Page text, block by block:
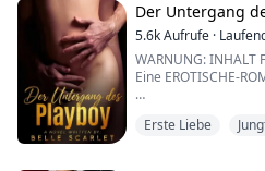
"Hast du mit ihm
mit der stumpfen
aufgerichtete
"Nein," antwortete
Der Untergang
5.6kAufrufe ·
WARNUNG: INHALT
Eine EROTISCHE-
Seit der Highschool
Erste Liebe